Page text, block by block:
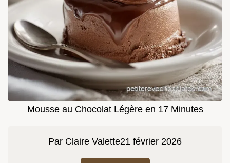
Mousse au Chocolat Légère en 17 Minutes
Par Claire Valette21 février 2026